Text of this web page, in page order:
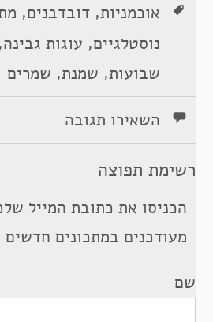
אוכמניות,דובדבנים,
נוסטלגיים, עוגות גבינה,
שבועות, שמנת, שמרים
השאירו תגובה
רשימת תפוצה
הכניסו את כתובת המייל
מעודכנים במתכונים חדשים
שם